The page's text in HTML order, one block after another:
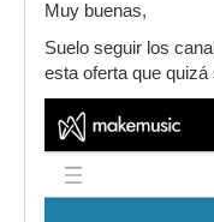
Muy buenas,
Suelo seguir los
esta oferta que